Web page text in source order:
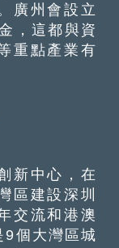
廣州會設立
，這都與資
重點產業有
中心，在
區建設深圳
交流和港澳
9個大灣區城